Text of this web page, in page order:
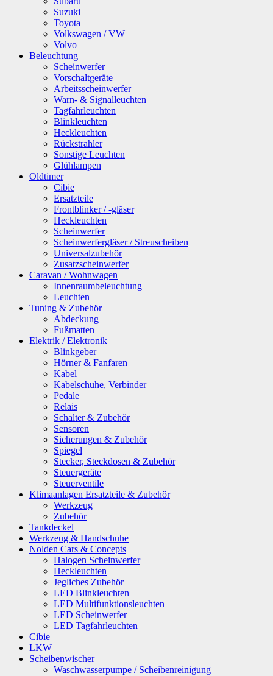
Suzuki
Toyota
Volkswagen / VW
Volvo
Beleuchtung
Scheinwerfer
Vorschaltgeräte
Arbeitsscheinwerfer
Warn- & Signalleuchten
Tagfahrleuchten
Blinkleuchten
Heckleuchten
Rückstrahler
Sonstige Leuchten
Glühlampen
Oldtimer
Cibie
Ersatzteile
Frontblinker / -gläser
Heckleuchten
Scheinwerfer
Scheinwerfergläser / Streuscheiben
Universalzubehör
Zusatzscheinwerfer
Caravan / Wohnwagen
Innenraumbeleuchtung
Leuchten
Tuning & Zubehör
Abdeckung
Fußmatten
Elektrik / Elektronik
Blinkgeber
Hörner & Fanfaren
Kabel
Kabelschuhe, Verbinder
Pedale
Relais
Schalter & Zubehör
Sensoren
Sicherungen & Zubehör
Spiegel
Stecker, Steckdosen & Zubehör
Steuergeräte
Steuerventile
Klimaanlagen Ersatzteile & Zubehör
Werkzeug
Zubehör
Tankdeckel
Werkzeug & Handschuhe
Nolden Cars & Concepts
Halogen Scheinwerfer
Heckleuchten
Jegliches Zubehör
LED Blinkleuchten
LED Multifunktionsleuchten
LED Scheinwerfer
LED Tagfahrleuchten
Cibie
LKW
Scheibenwischer
Waschwasserpumpe / Scheibenreinigung